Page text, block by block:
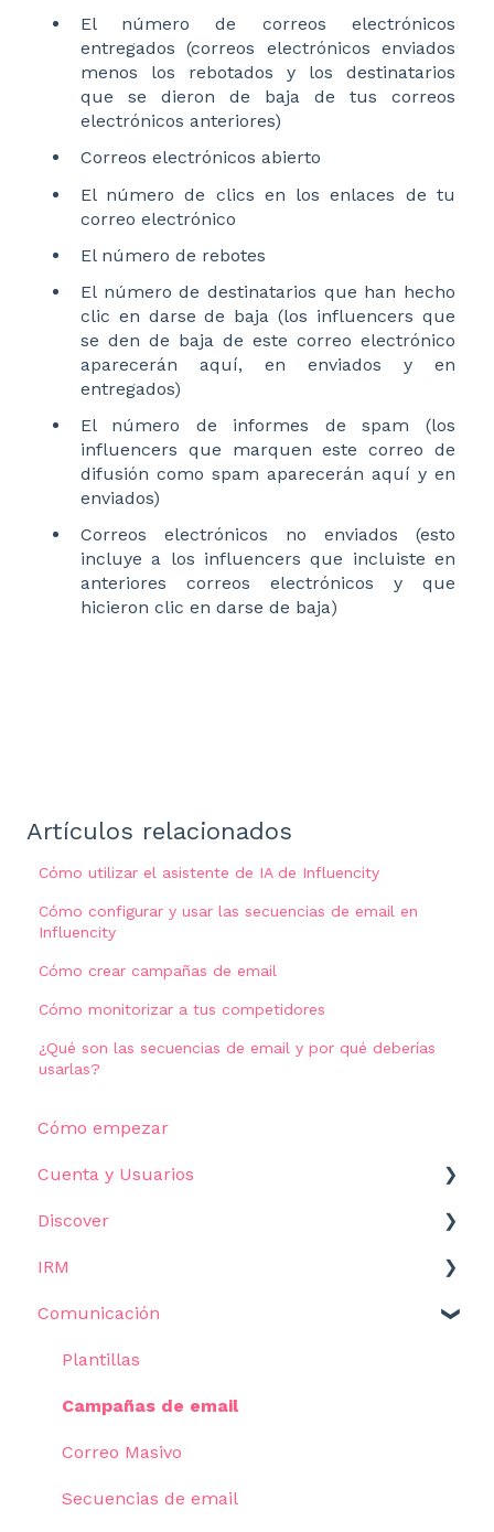
El número de correos electrónicos
entregados (correos electrónicos enviados
menos los rebotados y los destinatarios
que se dieron de baja de tus correos
electrónicos anteriores)
Correos electrónicos abierto
El número de clics en los enlaces de tu
correo electrónico
El número de rebotes
El número de destinatarios que han hecho
clic en darse de baja (los influencers que
se den de baja de este correo electrónico
aparecerán aquí, en enviados y en
entregados)
El número de informes de spam (los
influencers que marquen este correo de
difusión como spam aparecerán aquí y en
enviados)
Correos electrónicos no enviados (esto
incluye a los influencers que incluiste en
anteriores correos electrónicos y que
hicieron clic en darse de baja)
Artículos relacionados
Cómo utilizar el asistente de IA de Influencity
Cómo configurar y usar las secuencias de email en
Influencity
Cómo crear campañas de email
Cómo monitorizar a tus competidores
¿Qué son las secuencias de email y por qué deberías
usarlas?
Cómo empezar
Cuenta y Usuarios
Ajustes
Discover
Cómo empezar
Filtros
Resultados
Casos de Uso
Asistente de IA
IRM
Comenzar
Influencers
Métricas y datos
Listas
Vistas
Comunicación
Plantillas
Campañas de email
Correo Masivo
Secuencias de email